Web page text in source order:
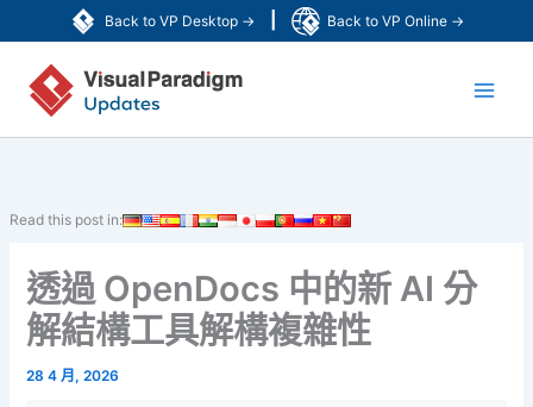
Back to VP Desktop → Back to VP Online →
至
Read this post in:
透過 OpenDocs 中的新 AI 分
解結構工具解構複雜性
28 4 月, 2026